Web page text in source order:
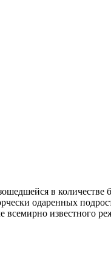
в количестве
одаренных
всемирно известного